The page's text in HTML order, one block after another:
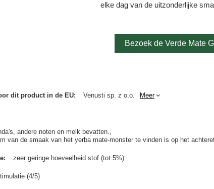
elke dag van de uitzonderlijke
Bezoek de Verde Mate
dit product in de EU Venusti sp. z o.o. Meer
andere noten en melk bevatten.
van de smaak van het yerba mate-monster te vinden is op het
zeer geringe hoeveelheid stof (tot 5%)
(4/5)